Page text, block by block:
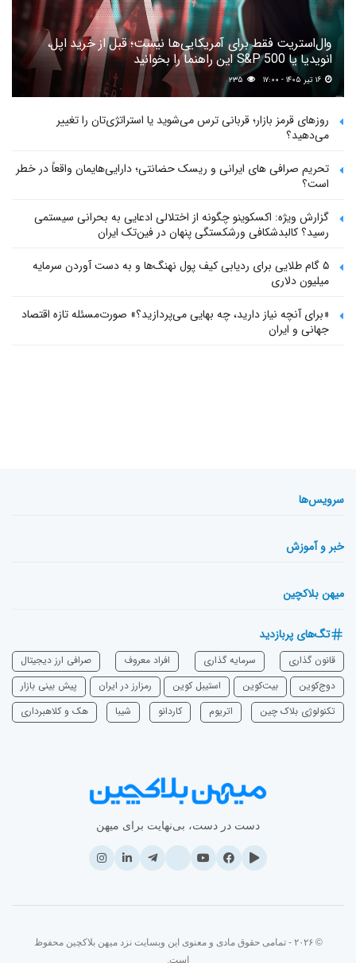
وال‌استریت فقط برای آمریکایی‌ها نیست؛ قبل از خرید اپل،
انویدیا یا S&P 500 این راهنما را بخوانید
۲۳۵
روزهای قرمز بازار؛ قربانی ترس می‌شوید یا استراتژی‌تان را تغییر
می‌دهید؟
تحریم صرافی های ایرانی و ریسک حضانتی؛ دارایی‌هایمان واقعاً در خطر
است؟
گزارش ویژه: اکسکوینو چگونه از اختلالی ادعایی به بحرانی سیستمی
رسید؟ کالبدشکافی ورشکستگی پنهان در فین‌تک ایران
۵ گام طلایی برای ردیابی کیف پول‌ نهنگ‌ها و به دست آوردن سرمایه
میلیون دلاری
«برای آنچه نیاز دارید، چه بهایی می‌پردازید؟» صورت‌مسئله تازه اقتصاد
جهانی و ایران
سرویس‌ها
خبر و آموزش
میهن بلاکچین
تگ‌های پربازدید
قانون گذاری سرمایه‌ گذاری افراد معروف
صرافی ارز دیجیتال
دوج‌کوین
بیت‌کوین استیبل کوین رمزارز در ایران
پیش بینی بازار
تکنولوژی بلاک چین
اتریوم ‌کاردانو شیبا هک و کلاهبرداری
دست در دست، بی‌نهایت برای میهن
© ۲۰۲۶ - تمامی حقوق مادی و معنوی این وبسایت نزد میهن بلاکچین محفوظ
است.